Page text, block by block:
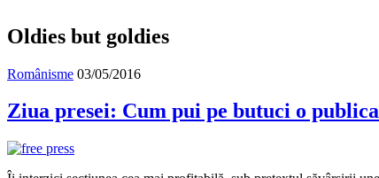
Oldies but goldies
Românisme 03/05/2016
Ziua presei: Cum pui pe butuci o